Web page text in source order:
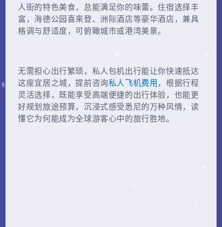
人街的特色美食，总能满足你的味蕾。住宿选择丰
富，海德公园喜来登、洲际酒店等豪华酒店，兼具
格调与舒适度，可俯瞰城市或港湾美景。
无需担心出行繁琐，私人包机出行能让你快速抵达
这座宜居之城，提前咨询私人飞机费用 ，根据行程
灵活选择，既能享受高端便捷的出行体验，也能更
好规划旅途预算，沉浸式感受悉尼的万种风情，读
懂它为何能成为全球游客心中的旅行胜地。